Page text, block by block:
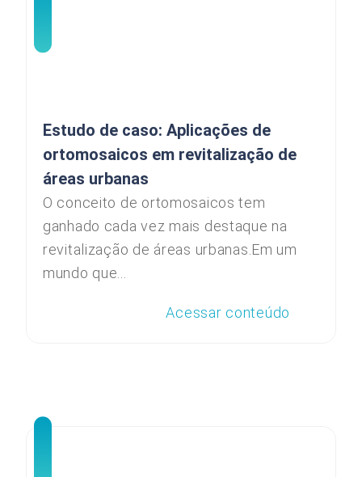
Estudo de caso: Aplicações de
ortomosaicos em revitalização de
áreas urbanas
O conceito de ortomosaicos tem
ganhado cada vez mais destaque na
revitalização de áreas urbanas.Em um
mundo que...
Acessar conteúdo